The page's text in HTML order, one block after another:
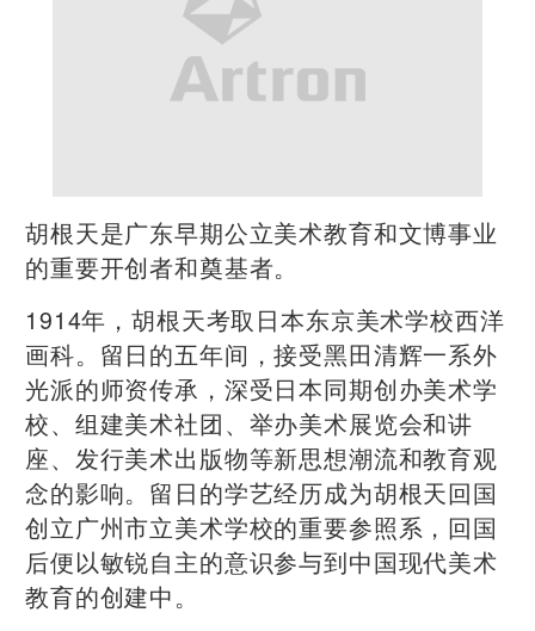
胡根天是广东早期公立美术教育和文博事业
的重要开创者和奠基者。
1914年，胡根天考取日本东京美术学校西洋
画科。留日的五年间，接受黑田清辉一系外
光派的师资传承，深受日本同期创办美术学
校、组建美术社团、举办美术展览会和讲
座、发行美术出版物等新思想潮流和教育观
念的影响。留日的学艺经历成为胡根天回国
创立广州市立美术学校的重要参照系，回国
后便以敏锐自主的意识参与到中国现代美术
教育的创建中。